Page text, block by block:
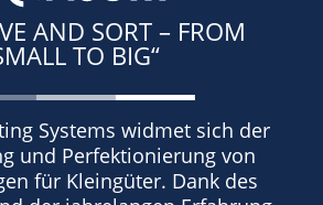
AND SORT – FROM
TO BIG“
Systems widmet sich der
und Perfektionierung von
für Kleingüter. Dank des